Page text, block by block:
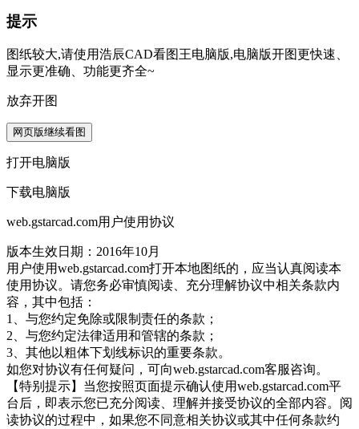
提示
图纸较大,请使用浩辰CAD看图王电脑版,电脑版开图更快速、
显示更准确、功能更齐全~
放弃开图
网页版继续看图
打开电脑版
下载电脑版
web.gstarcad.com用户使用协议
版本生效日期：2016年10月
用户使用web.gstarcad.com打开本地图纸的，应当认真阅读本
使用协议。请您务必审慎阅读、充分理解协议中相关条款内
容，其中包括：
1、与您约定免除或限制责任的条款；
2、与您约定法律适用和管辖的条款；
3、其他以粗体下划线标识的重要条款。
如您对协议有任何疑问，可向web.gstarcad.com客服咨询。
【特别提示】当您按照页面提示确认使用web.gstarcad.com平
台后，即表示您已充分阅读、理解并接受协议的全部内容。阅
读协议的过程中，如果您不同意相关协议或其中任何条款约